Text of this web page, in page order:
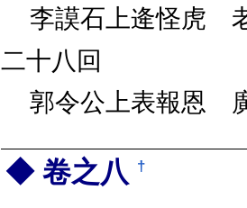
李謨石上逄怪虎
二十八回
郭令公上表報恩
卷之八 †